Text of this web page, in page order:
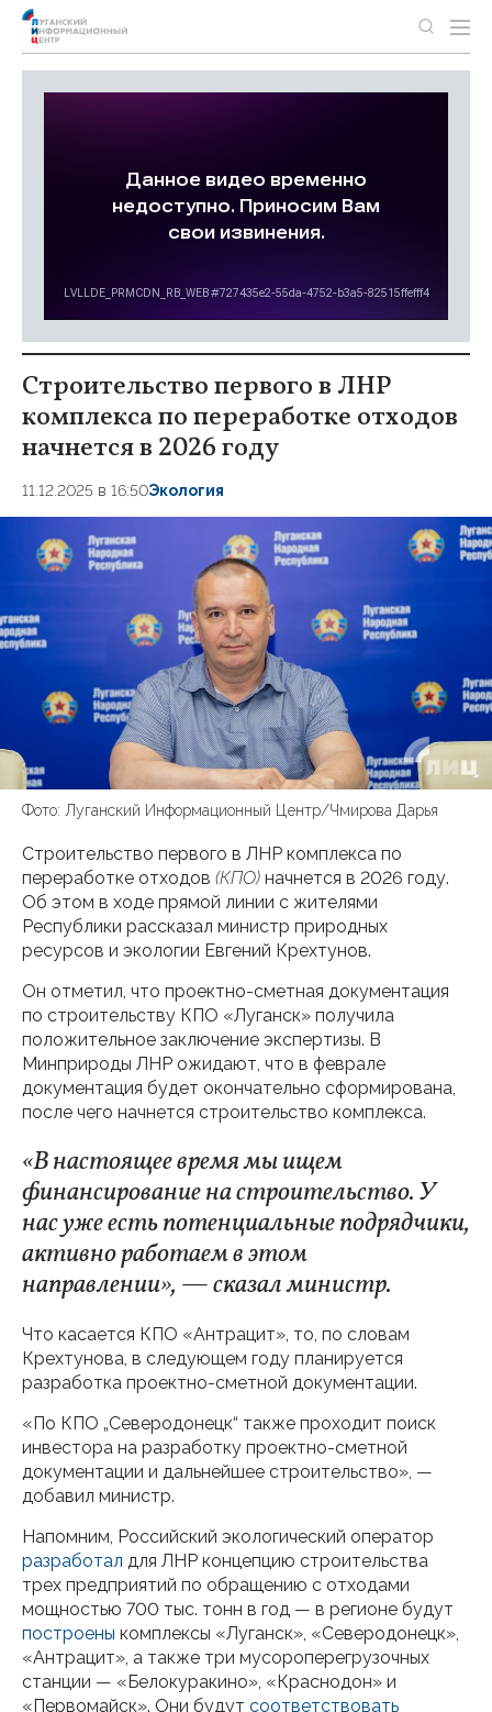
Строительство первого в ЛНР
комплекса по переработке отходов
начнется в 2026 году
11.12.2025 в 16:50Экология
Фото: Луганский Информационный Центр/Чмирова Дарья
Строительство первого в ЛНР комплекса по
переработке отходов (КПО) начнется в 2026 году.
Об этом в ходе прямой линии с жителями
Республики рассказал министр природных
ресурсов и экологии Евгений Крехтунов.
Он отметил, что проектно-сметная документация
по строительству КПО «Луганск» получила
положительное заключение экспертизы. В
Минприроды ЛНР ожидают, что в феврале
документация будет окончательно сформирована,
после чего начнется строительство комплекса.
«В настоящее время мы ищем
финансирование на строительство. У
нас уже есть потенциальные подрядчики,
активно работаем в этом
направлении», — сказал министр.
Что касается КПО «Антрацит», то, по словам
Крехтунова, в следующем году планируется
разработка проектно-сметной документации.
«По КПО „Северодонецк“ также проходит поиск
инвестора на разработку проектно-сметной
документации и дальнейшее строительство», —
добавил министр.
Напомним, Российский экологический оператор
разработал для ЛНР концепцию строительства
трех предприятий по обращению с отходами
мощностью 700 тыс. тонн в год — в регионе будут
построены комплексы «Луганск», «Северодонецк»,
«Антрацит», а также три мусороперегрузочных
станции — «Белокуракино», «Краснодон» и
«Первомайск». Они будут соответствовать